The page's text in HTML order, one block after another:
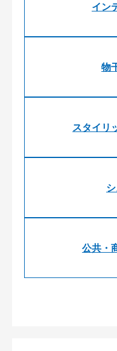
イン
物
スタイリ
公共・